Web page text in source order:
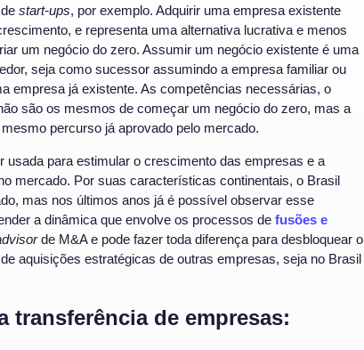
start-ups, por exemplo. Adquirir uma empresa existente
e representa uma alternativa lucrativa e menos
um negócio do zero. Assumir um negócio existente é uma
seja como sucessor assumindo a empresa familiar ou
empresa já existente. As competências necessárias, o
são os mesmos de começar um negócio do zero, mas a
percurso já aprovado pelo mercado.
para estimular o crescimento das empresas e a
mercado. Por suas características continentais, o Brasil
mas nos últimos anos já é possível observar esse
a dinâmica que envolve os processos de fusões e
de M&A e pode fazer toda diferença para desbloquear o
aquisições estratégicas de outras empresas, seja no Brasil
transferência de empresas: